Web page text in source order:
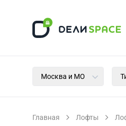
Москва и МО
Главная Лофты